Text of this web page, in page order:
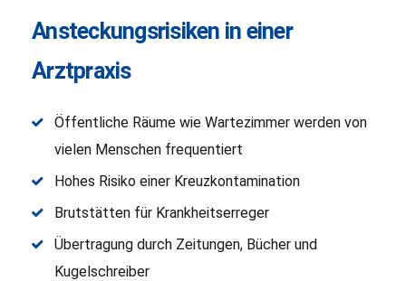
Ansteckungsrisiken in einer
Arztpraxis
Öffentliche Räume wie Wartezimmer werden von
vielen Menschen frequentiert
Hohes Risiko einer Kreuzkontamination
Brutstätten für Krankheitserreger
Übertragung durch Zeitungen, Bücher und
Kugelschreiber